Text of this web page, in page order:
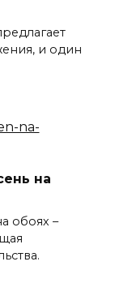
и один
на
обоях –